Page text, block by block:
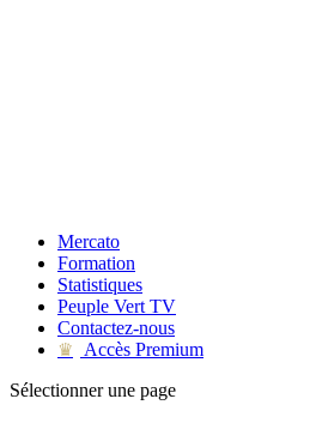
Mercato
Formation
Statistiques
Peuple Vert TV
Contactez-nous
♛
Accès Premium
Sélectionner une page